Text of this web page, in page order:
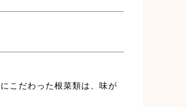
こだわった根菜類は、味が